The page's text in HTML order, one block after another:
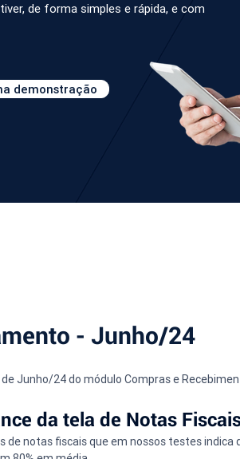
de forma simples e rápida, e com
demonstração
- Junho/24
Junho/24 do módulo Compras e
da tela de Notas
notas fiscais que em nossos testes